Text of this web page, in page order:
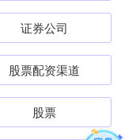
证券公司
股票配资渠道
股票